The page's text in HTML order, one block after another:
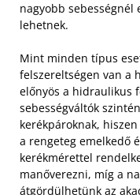
nagyobb sebességnél
lehetnek.
Mint minden típus
felszereltségen van a
előnyös a hidraulikus
sebességváltók
kerékpároknak,
a rengeteg emelkedő
kerékmérettel
manőverezni, míg a
átgördülhetünk az